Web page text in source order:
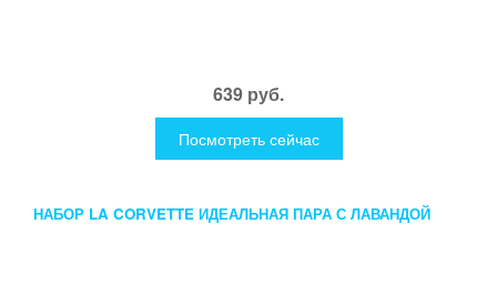
639 руб.
Посмотреть сейчас
НАБОР LA CORVETTE ИДЕАЛЬНАЯ ПАРА С ЛАВАНДОЙ